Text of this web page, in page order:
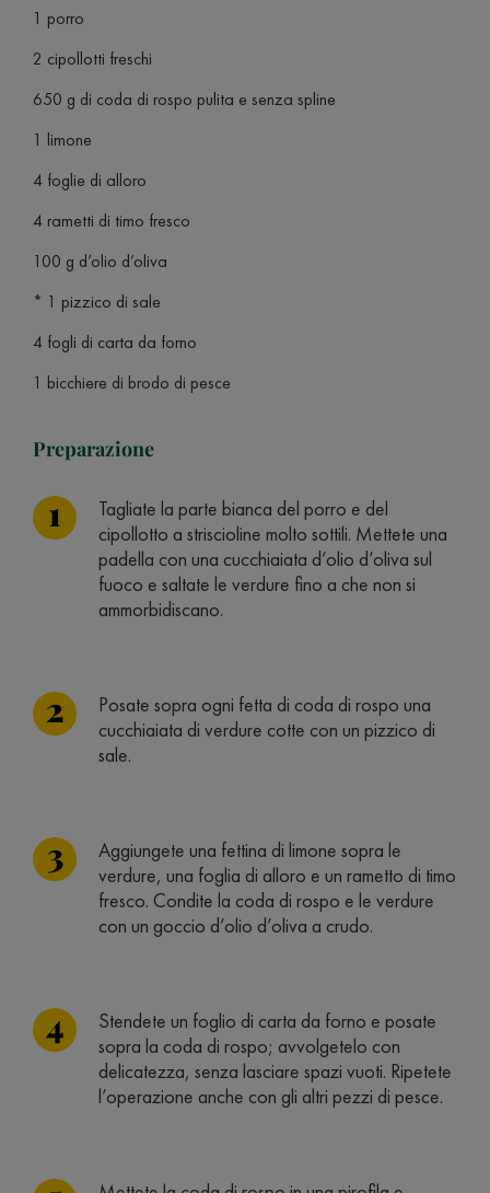
1 porro
2 cipollotti freschi
650 g di coda di rospo pulita e senza spline
1 limone
4 foglie di alloro
4 rametti di timo fresco
100 g d’olio d’oliva
* 1 pizzico di sale
4 fogli di carta da forno
1 bicchiere di brodo di pesce
Preparazione
Tagliate la parte bianca del porro e del
cipollotto a striscioline molto sottili. Mettete una
padella con una cucchiaiata d’olio d’oliva sul
fuoco e saltate le verdure fino a che non si
ammorbidiscano.
Posate sopra ogni fetta di coda di rospo una
cucchiaiata di verdure cotte con un pizzico di
sale.
Aggiungete una fettina di limone sopra le
verdure, una foglia di alloro e un rametto di timo
fresco. Condite la coda di rospo e le verdure
con un goccio d’olio d’oliva a crudo.
Stendete un foglio di carta da forno e posate
sopra la coda di rospo; avvolgetelo con
delicatezza, senza lasciare spazi vuoti. Ripetete
l’operazione anche con gli altri pezzi di pesce.